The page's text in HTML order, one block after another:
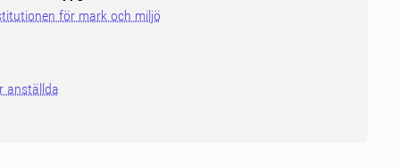
för mark och miljö
anställda